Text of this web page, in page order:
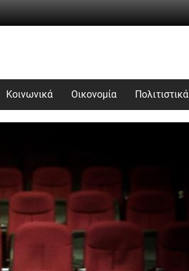
Κοινωνικά Οικονομία Πολιτιστικά